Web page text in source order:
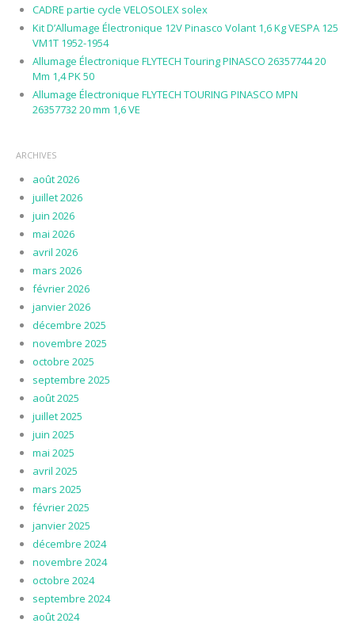
CADRE partie cycle VELOSOLEX solex
Kit D’Allumage Électronique 12V Pinasco Volant 1,6 Kg VESPA 125
VM1T 1952-1954
Allumage Électronique FLYTECH Touring PINASCO 26357744 20
Mm 1,4 PK 50
Allumage Électronique FLYTECH TOURING PINASCO MPN
26357732 20 mm 1,6 VE
ARCHIVES
août 2026
juillet 2026
juin 2026
mai 2026
avril 2026
mars 2026
février 2026
janvier 2026
décembre 2025
novembre 2025
octobre 2025
septembre 2025
août 2025
juillet 2025
juin 2025
mai 2025
avril 2025
mars 2025
février 2025
janvier 2025
décembre 2024
novembre 2024
octobre 2024
septembre 2024
août 2024